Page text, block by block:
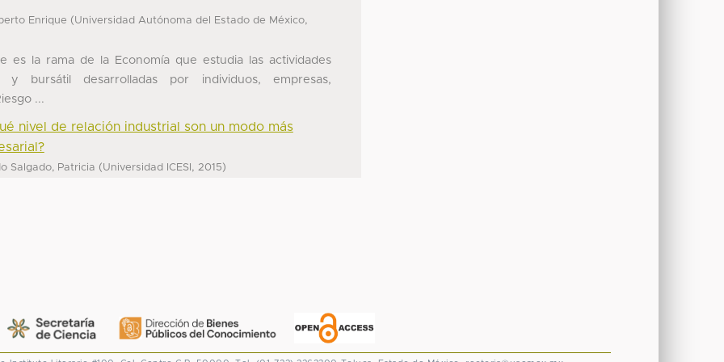
Enrique (Universidad Autónoma del Estado de México,
es la rama de la Economía que estudia las actividades
bursátil desarrolladas por individuos, empresas,
...
nivel de relación industrial son un modo más
Salgado, Patricia (Universidad ICESI , 2015)